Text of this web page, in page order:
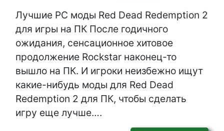
Лучшие PC моды Red Dead Redemption 2
для игры на ПК После годичного
ожидания, сенсационное хитовое
продолжение Rockstar наконец-то
вышло на ПК. И игроки неизбежно ищут
какие-нибудь моды для Red Dead
Redemption 2 для ПК, чтобы сделать
игру еще лучше….